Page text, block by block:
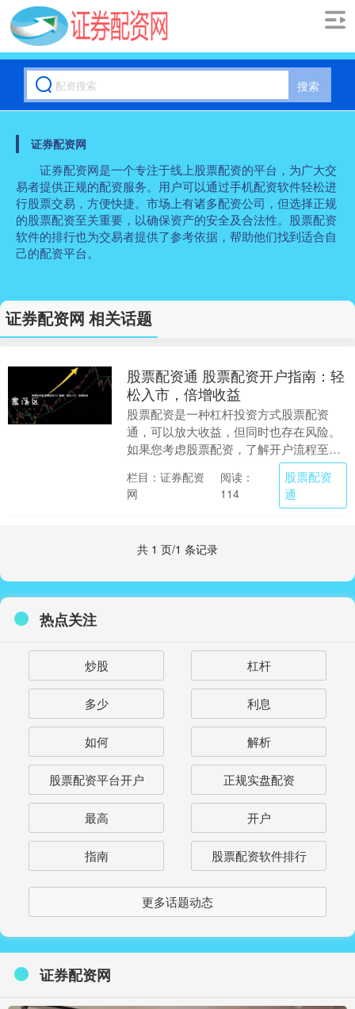
搜索
证券配资网
证券配资网是一个专注于线上股票配资的平台，为广大交
易者提供正规的配资服务。用户可以通过手机配资软件轻松进
行股票交易，方便快捷。市场上有诸多配资公司，但选择正规
的股票配资至关重要，以确保资产的安全及合法性。股票配资
软件的排行也为交易者提供了参考依据，帮助他们找到适合自
己的配资平台。
证券配资网 相关话题
股票配资通 股票配资开户指南：轻
松入市，倍增收益
股票配资是一种杠杆投资方式股票配资
通，可以放大收益，但同时也存在风险。
如果您考虑股票配资，了解开户流程至关
重要。 选择正规的配资公司至关重要。投
资者应选择具有良....
栏目：证券配资
网
阅读：
114
股票配资
通
共 1 页/1 条记录
热点关注
炒股 杠杆
多少 利息
如何 解析
股票配资平台开户 正规实盘配资
最高 开户
指南 股票配资软件排行
更多话题动态
证券配资网